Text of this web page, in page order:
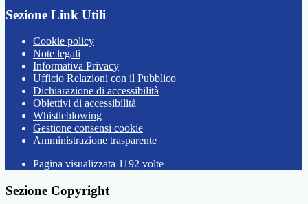
Sezione Link Utili
Cookie policy
Note legali
Informativa Privacy
Ufficio Relazioni con il Pubblico
Dichiarazione di accessibilità
Obiettivi di accessibilità
Whistleblowing
Gestione consensi cookie
Amministrazione trasparente
Pagina visualizzata 1192 volte
Sezione Copyright